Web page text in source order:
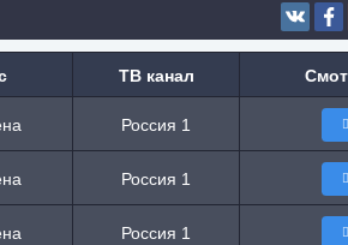
ТВ канал
Россия 1
Россия 1
Россия 1